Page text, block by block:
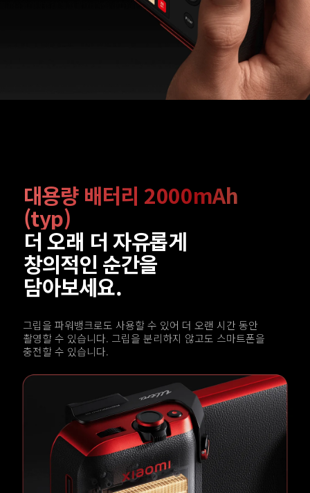
대용량 배터리 2000mAh
(typ)
더 오래 더 자유롭게
창의적인 순간을
담아보세요.
그립을 파워뱅크로도 사용할 수 있어 더 오랜 시간 동안
촬영할 수 있습니다. 그립을 분리하지 않고도 스마트폰을
충전할 수 있습니다.